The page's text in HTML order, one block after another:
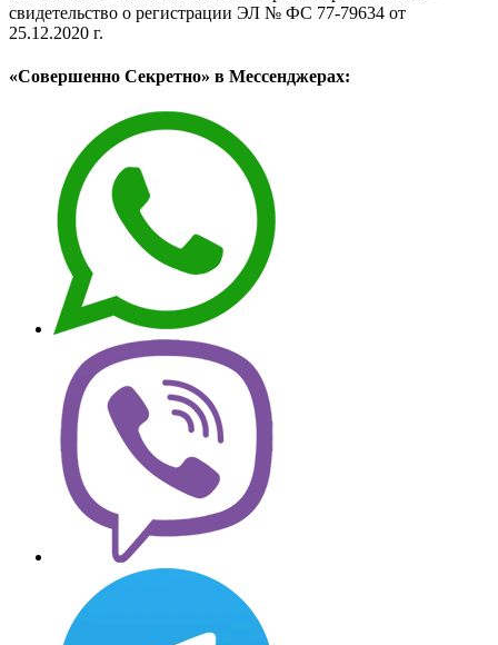
свидетельство о регистрации ЭЛ № ФС 77-79634 от
25.12.2020 г.
«Совершенно Секретно» в Мессенджерах: